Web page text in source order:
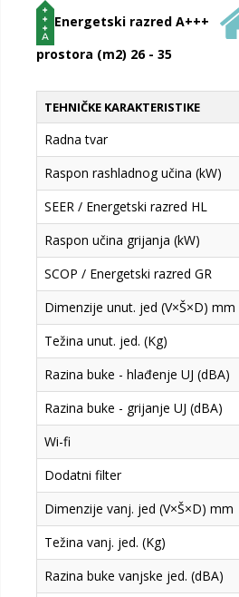
Energetski razred A+++
prostora (m2) 26 - 35
TEHNIČKE KARAKTERISTIKE
Radna tvar
Raspon rashladnog učina (kW)
SEER / Energetski razred HL
Raspon učina grijanja (kW)
SCOP / Energetski razred GR
Dimenzije unut. jed (V×Š×D) mm
Težina unut. jed. (Kg)
Razina buke - hlađenje UJ (dBA)
Razina buke - grijanje UJ (dBA)
Wi-fi
Dodatni filter
Dimenzije vanj. jed (V×Š×D) mm
Težina vanj. jed. (Kg)
Razina buke vanjske jed. (dBA)